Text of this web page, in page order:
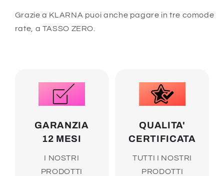
Grazie a KLARNA puoi anche pagare in tre comode
rate, a TASSO ZERO.
GARANZIA
12 MESI
I NOSTRI
PRODOTTI
QUALITA'
CERTIFICATA
TUTTI I NOSTRI
PRODOTTI